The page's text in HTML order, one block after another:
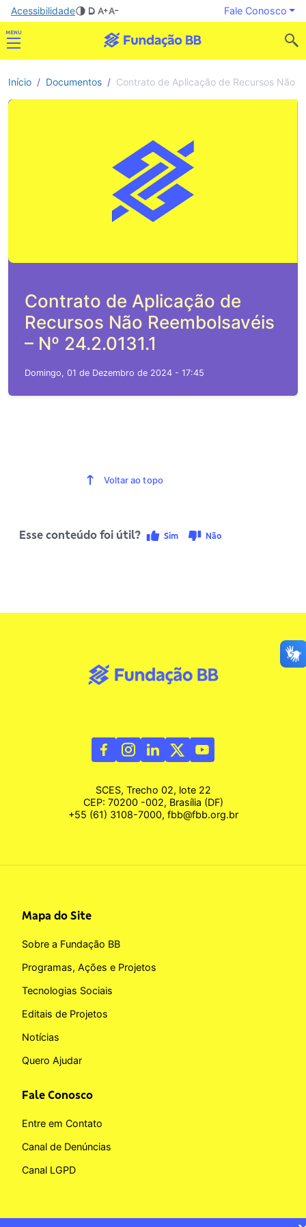
Acessibilidade Fale Conosco
Início Documentos Contrato de Aplicação de Recursos Não
Contrato de Aplicação de
Recursos Não Reembolsavéis
– Nº 24.2.0131.1
Domingo, 01 de Dezembro de 2024 - 17:45
Voltar ao topo
Esse conteúdo foi útil? Sim Não
SCES, Trecho 02, lote 22
CEP: 70200 -002, Brasília (DF)
+55 (61) 3108-7000, fbb@fbb.org.br
Mapa do Site
Sobre a Fundação BB
Programas, Ações e Projetos
Tecnologias Sociais
Editais de Projetos
Notícias
Quero Ajudar
Fale Conosco
Entre em Contato
Canal de Denúncias
Canal LGPD